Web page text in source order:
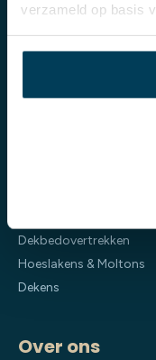
verzameld op basis
Producten
Boxsprings
Dekbedovertrekken
Hoeslakens & Moltons
Dekens
Over ons